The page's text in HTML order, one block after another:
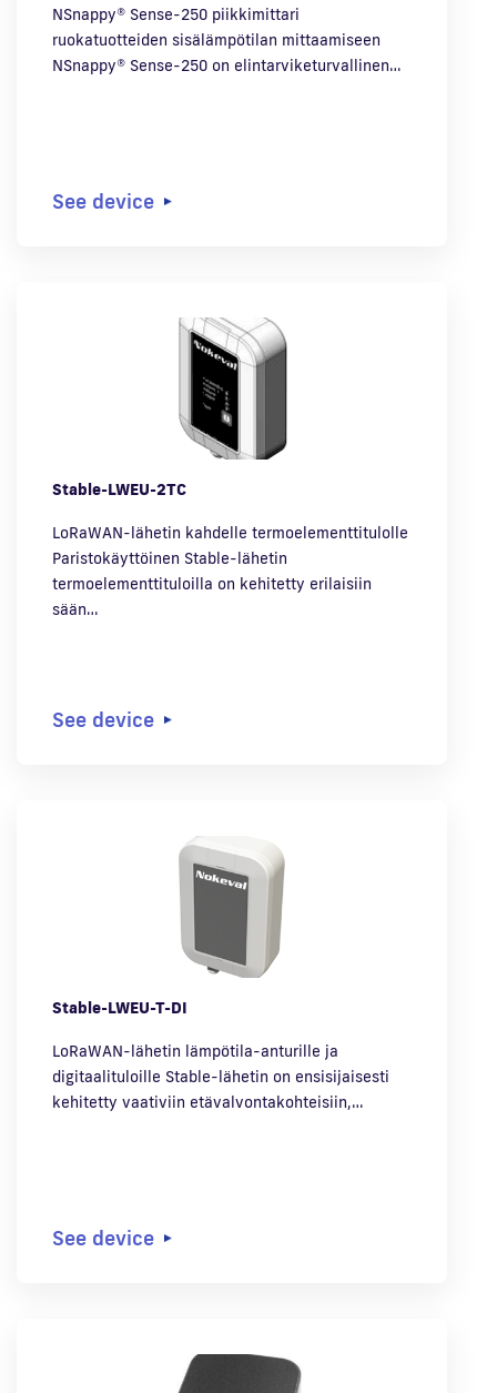
NSnappy® Sense-250 piikkimittari
ruokatuotteiden sisälämpötilan mittaamiseen
NSnappy® Sense-250 on elintarviketurvallinen…
See device
Stable-LWEU-2TC
LoRaWAN-lähetin kahdelle termoelementtitulolle
Paristokäyttöinen Stable-lähetin
termoelementtituloilla on kehitetty erilaisiin
sään…
See device
Stable-LWEU-T-DI
LoRaWAN-lähetin lämpötila-anturille ja
digitaalituloille Stable-lähetin on ensisijaisesti
kehitetty vaativiin etävalvontakohteisiin,…
See device